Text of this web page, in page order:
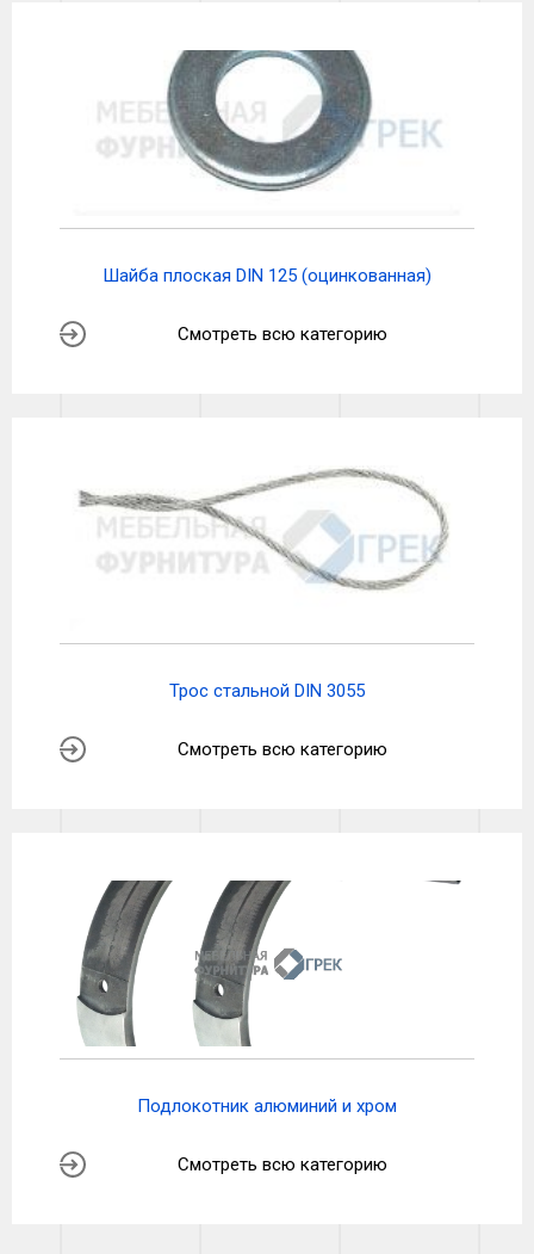
Шайба плоская DIN 125 (оцинкованная)
Смотреть всю категорию
Трос стальной DIN 3055
Смотреть всю категорию
Подлокотник алюминий и хром
Смотреть всю категорию